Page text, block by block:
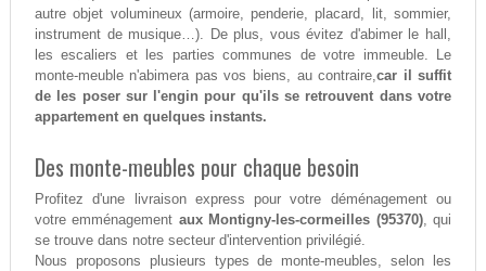
autre objet volumineux (armoire, penderie, placard, lit, sommier,
instrument de musique…). De plus, vous évitez d'abimer le hall,
les escaliers et les parties communes de votre immeuble. Le
monte-meuble n'abimera pas vos biens, au contraire,car il suffit
de les poser sur l'engin pour qu'ils se retrouvent dans votre
appartement en quelques instants.
Des monte-meubles pour chaque besoin
Profitez d'une livraison express pour votre déménagement ou
votre emménagement aux Montigny-les-cormeilles (95370), qui
se trouve dans notre secteur d'intervention privilégié.
Nous proposons plusieurs types de monte-meubles, selon les